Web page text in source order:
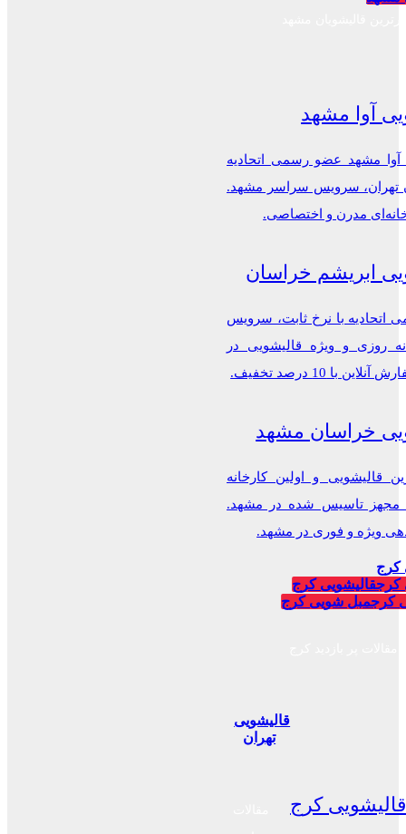
آوا مشهد
آوا مشهد عضو رسمی اتحادیه
تهران، سرویس سراسر مشهد.
مدرن و اختصاصی.
ابریشم خراسان
اتحادیه با نرخ ثابت، سرویس
روزی و ویژه قالیشویی در
با 10 درصد تخفیف.
خراسان مشهد
قالیشویی و اولین کارخانه
مجهز تاسیس شده در مشهد.
ویژه و فوری در مشهد.
کرج
کرجقالیشویی کرج
کرجمبل شویی کرج
کرج
قالیشویی
تهران